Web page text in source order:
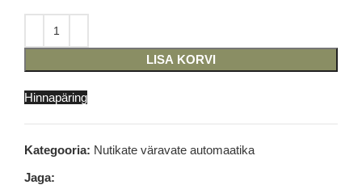
LISA KORVI
Hinnapäring
Kategooria: Nutikate väravate automaatika
Jaga: